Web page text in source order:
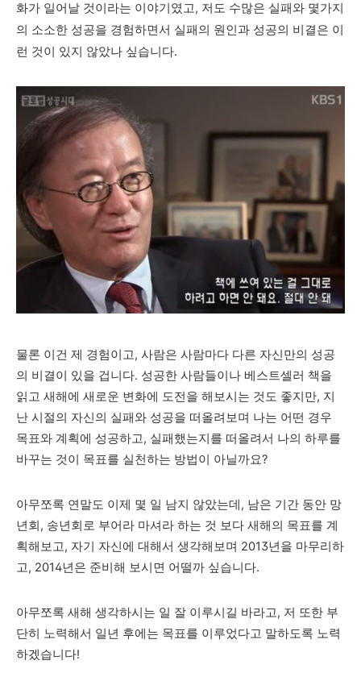
화가 일어날 것이라는 이야기였고, 저도 수많은 실패와 몇가지
의 소소한 성공을 경험하면서 실패의 원인과 성공의 비결은 이
런 것이 있지 않았나 싶습니다.
물론 이건 제 경험이고, 사람은 사람마다 다른 자신만의 성공
의 비결이 있을 겁니다. 성공한 사람들이나 베스트셀러 책을
읽고 새해에 새로운 변화에 도전을 해보시는 것도 좋지만, 지
난 시절의 자신의 실패와 성공을 떠올려보며 나는 어떤 경우
목표와 계획에 성공하고, 실패했는지를 떠올려서 나의 하루를
바꾸는 것이 목표를 실천하는 방법이 아닐까요?
아무쪼록 연말도 이제 몇 일 남지 않았는데, 남은 기간 동안 망
년회, 송년회로 부어라 마셔라 하는 것 보다 새해의 목표를 계
획해보고, 자기 자신에 대해서 생각해보며 2013년을 마무리하
고, 2014년은 준비해 보시면 어떨까 싶습니다.
아무쪼록 새해 생각하시는 일 잘 이루시길 바라고, 저 또한 부
단히 노력해서 일년 후에는 목표를 이루었다고 말하도록 노력
하겠습니다!